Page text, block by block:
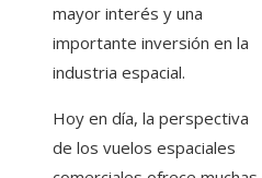
mayor interés y una
importante inversión en la
industria espacial.
Hoy en día, la perspectiva
de los vuelos espaciales